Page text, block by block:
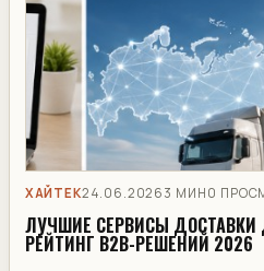
ХАЙТЕК24.06.2026 3 МИН 0
ЛУЧШИЕ СЕРВИСЫ ДОСТАВКИ
РЕЙТИНГ B2B-РЕШЕНИЙ 2026